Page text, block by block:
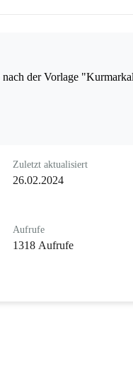
der Vorlage
Zuletzt aktualisiert
26.02.2024
Aufrufe
1318 Aufrufe